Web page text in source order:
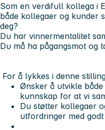
Som en verdifull kollega i
både kollegaer og kunder
deg?
Du har vinnermentalitet
Du må ha pågangsmot og
For å lykkes i denne
Ønsker å utvikle
kunnskap for at vi
Du støtter kollegaer
utfordringer med